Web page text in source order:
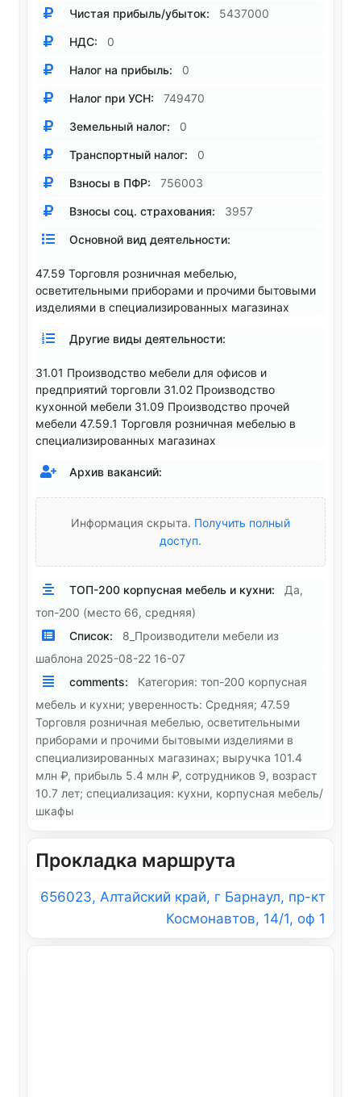
Чистая прибыль/убыток: 5437000
НДС: 0
Налог на прибыль: 0
Налог при УСН: 749470
Земельный налог: 0
Транспортный налог: 0
Взносы в ПФР: 756003
Взносы соц. страхования: 3957
Основной вид деятельности:
47.59 Торговля розничная мебелью,
осветительными приборами и прочими бытовыми
изделиями в специализированных магазинах
Другие виды деятельности:
31.01 Производство мебели для офисов и
предприятий торговли 31.02 Производство
кухонной мебели 31.09 Производство прочей
мебели 47.59.1 Торговля розничная мебелью в
специализированных магазинах
Архив вакансий:
Информация скрыта. Получить полный
доступ.
ТОП-200 корпусная мебель и кухни:
Да,
топ-200 (место 66, средняя)
Список:
8_Производители мебели из
шаблона 2025-08-22 16-07
comments:
Категория: топ-200 корпусная
мебель и кухни; уверенность: Средняя; 47.59
Торговля розничная мебелью, осветительными
приборами и прочими бытовыми изделиями в
специализированных магазинах; выручка 101.4
млн ₽, прибыль 5.4 млн ₽, сотрудников 9, возраст
10.7 лет; специализация: кухни, корпусная мебель/
шкафы
Прокладка маршрута
656023, Алтайский край, г Барнаул, пр-кт
Космонавтов, 14/1, оф 1